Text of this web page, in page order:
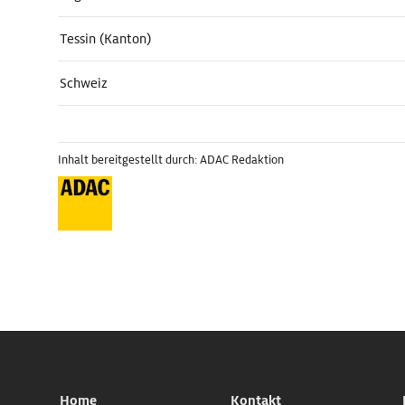
Tessin (Kanton)
Schweiz
Inhalt bereitgestellt durch: ADAC Redaktion
Home Kontakt